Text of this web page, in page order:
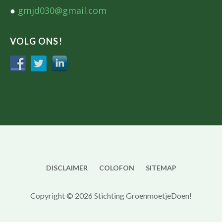
● gmjd030@gmail.com
VOLG ONS!
DISCLAIMER COLOFON SITEMAP
Copyright © 2026 Stichting GroenmoetjeDoen!